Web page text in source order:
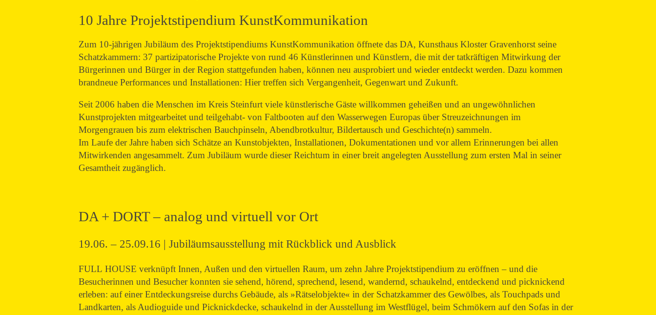
10 Jahre Projektstipendium KunstKommunikation
Zum 10-jährigen Jubiläum des Projektstipendiums KunstKommunikation öffnete das DA, Kunsthaus Kloster Gravenhorst seine
Schatzkammern: 37 partizipatorische Projekte von rund 46 Künstlerinnen und Künstlern, die mit der tatkräftigen Mitwirkung der
Bürgerinnen und Bürger in der Region stattgefunden haben, können neu ausprobiert und wieder entdeckt werden. Dazu kommen
brandneue Performances und Installationen: Hier treffen sich Vergangenheit, Gegenwart und Zukunft.
Seit 2006 haben die Menschen im Kreis Steinfurt viele künstlerische Gäste willkommen geheißen und an ungewöhnlichen
Kunstprojekten mitgearbeitet und teilgehabt- von Faltbooten auf den Wasserwegen Europas über Streuzeichnungen im
Morgengrauen bis zum elektrischen Bauchpinseln, Abendbrotkultur, Bildertausch und Geschichte(n) sammeln.
Im Laufe der Jahre haben sich Schätze an Kunstobjekten, Installationen, Dokumentationen und vor allem Erinnerungen bei allen
Mitwirkenden angesammelt. Zum Jubiläum wurde dieser Reichtum in einer breit angelegten Ausstellung zum ersten Mal in seiner
Gesamtheit zugänglich.
DA + DORT – analog und virtuell vor Ort
19.06. – 25.09.16 | Jubiläumsausstellung mit Rückblick und Ausblick
FULL HOUSE verknüpft Innen, Außen und den virtuellen Raum, um zehn Jahre Projektstipendium zu eröffnen – und die
Besucherinnen und Besucher konnten sie sehend, hörend, sprechend, lesend, wandernd, schaukelnd, entdeckend und picknickend
erleben: auf einer Entdeckungsreise durchs Gebäude, als »Rätselobjekte« in der Schatzkammer des Gewölbes, als Touchpads und
Landkarten, als Audioguide und Picknickdecke, schaukelnd in der Ausstellung im Westflügel, beim Schmökern auf den Sofas in der